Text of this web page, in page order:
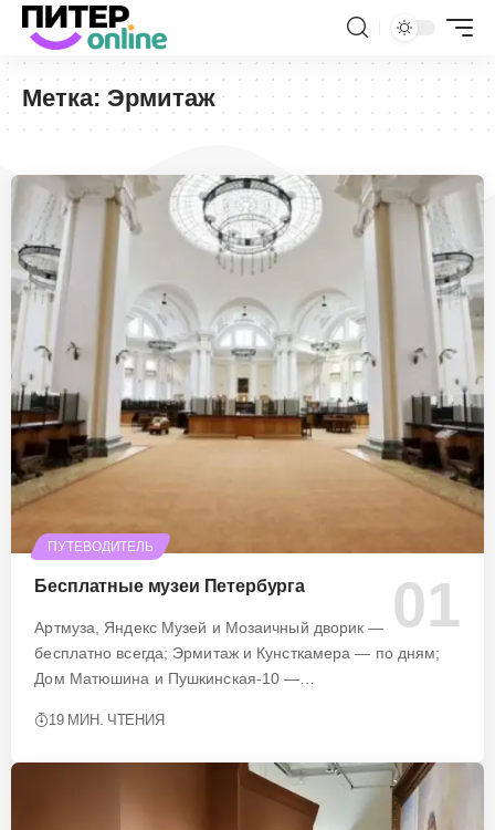
Метка:Эрмитаж
ПУТЕВОДИТЕЛЬ
Бесплатные музеи Петербурга
Артмуза, Яндекс Музей и Мозаичный дворик —
бесплатно всегда; Эрмитаж и Кунсткамера — по дням;
Дом Матюшина и Пушкинская-10 —…
19 МИН. ЧТЕНИЯ